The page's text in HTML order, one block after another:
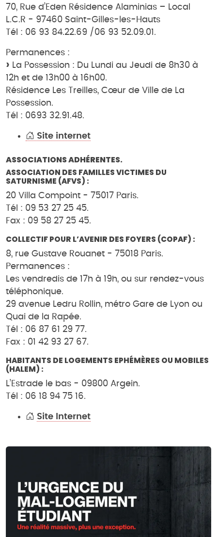
70, Rue d’Eden Résidence Alaminias – Local
L.C.R - 97460 Saint-Gilles-les-Hauts
Tél : 06 93 84.22.69 /06 93 52.09.01.
Permanences :
La Possession : Du Lundi au Jeudi de 8h30 à
12h et de 13h00 à 16h00.
Résidence Les Treilles, Cœur de Ville de La
Possession.
Tél : 0693 32.91.48.
Site internet
ASSOCIATIONS ADHÉRENTES.
ASSOCIATION DES FAMILLES VICTIMES DU
SATURNISME (AFVS) :
20 Villa Compoint - 75017 Paris.
Tél : 09 53 27 25 45.
Fax : 09 58 27 25 45.
COLLECTIF POUR L’AVENIR DES FOYERS (COPAF) :
8, rue Gustave Rouanet - 75018 Paris.
Permanences :
Les vendredis de 17h à 19h, ou sur rendez-vous
téléphonique.
29 avenue Ledru Rollin, métro Gare de Lyon ou
Quai de la Rapée.
Tél : 06 87 61 29 77.
Fax : 01 42 93 27 67.
HABITANTS DE LOGEMENTS EPHÉMÈRES OU MOBILES
(HALEM) :
L’Estrade le bas - 09800 Argein.
Tél : 06 18 94 75 16.
Site Internet